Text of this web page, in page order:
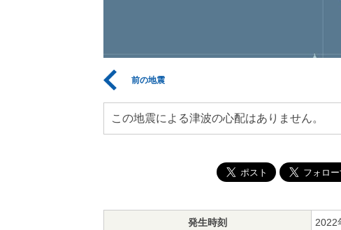
前の地震
この地震による津波の心配はありません。
発生時刻 2022